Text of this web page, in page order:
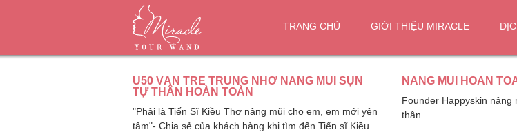
TRANG CHỦ GIỚI THIỆU MIRACLE
U50 VẪN TRẺ TRUNG NHỜ NÂNG MŨI SỤN
TỰ THÂN HOÀN TOÀN
"Phải là Tiến Sĩ Kiều Thơ nâng mũi cho em, em mới yên
tâm"- Chia sẻ của khách hàng khi tìm đến Tiến sĩ Kiều
NÂNG MŨI HOÀN
Founder Happyskin
thân